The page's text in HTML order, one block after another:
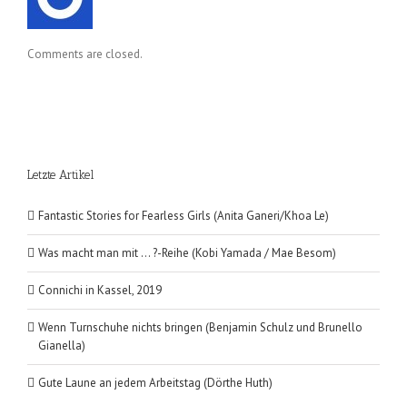
Comments are closed.
Letzte Artikel
Fantastic Stories for Fearless Girls (Anita Ganeri/Khoa Le)
Was macht man mit … ?-Reihe (Kobi Yamada / Mae Besom)
Connichi in Kassel, 2019
Wenn Turnschuhe nichts bringen (Benjamin Schulz und Brunello
Gianella)
Gute Laune an jedem Arbeitstag (Dörthe Huth)